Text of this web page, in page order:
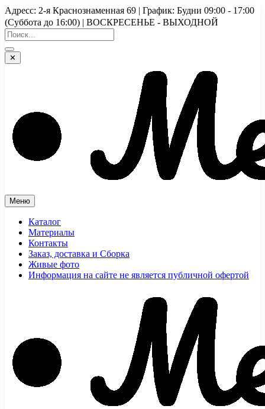
Перейти
к
содержимому
Адресс: 2-я Краснознаменная 69 | График: Будни 09:00 - 17:00
(Суббота до 16:00) | ВОСКРЕСЕНЬЕ - ВЫХОДНОЙ
✕
Меню
Каталог
Материалы
Контакты
Заказ, доставка и Сборка
Живые фото
Информация на сайте не является публичной офертой